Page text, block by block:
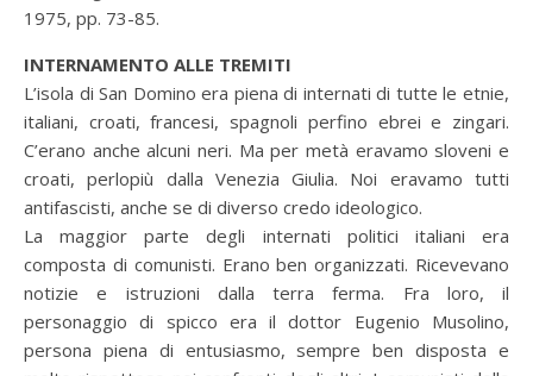
1975, pp. 73-85.
INTERNAMENTO ALLE TREMITI
L’isola di San Domino era piena di internati di tutte le etnie,
italiani, croati, francesi, spagnoli perfino ebrei e zingari.
C’erano anche alcuni neri. Ma per metà eravamo sloveni e
croati, perlopiù dalla Venezia Giulia. Noi eravamo tutti
antifascisti, anche se di diverso credo ideologico.
La maggior parte degli internati politici italiani era
composta di comunisti. Erano ben organizzati. Ricevevano
notizie e istruzioni dalla terra ferma. Fra loro, il
personaggio di spicco era il dottor Eugenio Musolino,
persona piena di entusiasmo, sempre ben disposta e